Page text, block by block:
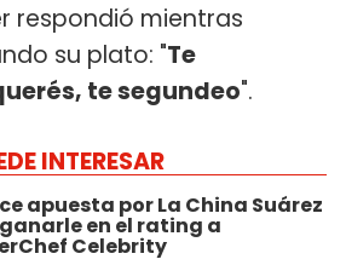
respondió mientras
su plato: "Te
te segundeo".
INTERESAR
apuesta por La China Suárez
en el rating a
Celebrity